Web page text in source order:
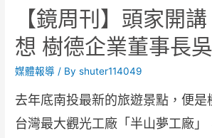
【鏡周刊】頭家開
想 樹德企業董事長
媒體報導 / Byshuter114049
去年底南投最新的旅遊景點，便是
台灣最大觀光工廠「半山夢工廠